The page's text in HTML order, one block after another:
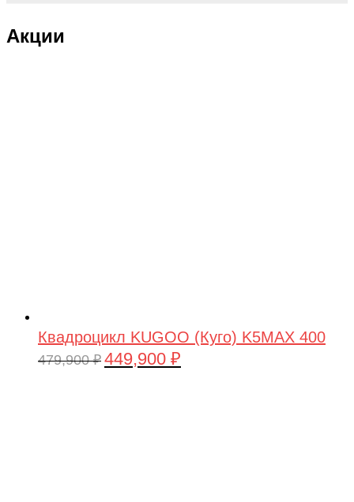
Акции
Квадроцикл KUGOO (Куго) K5MAX 400
479,900₽ Первоначальная
449,900 ₽